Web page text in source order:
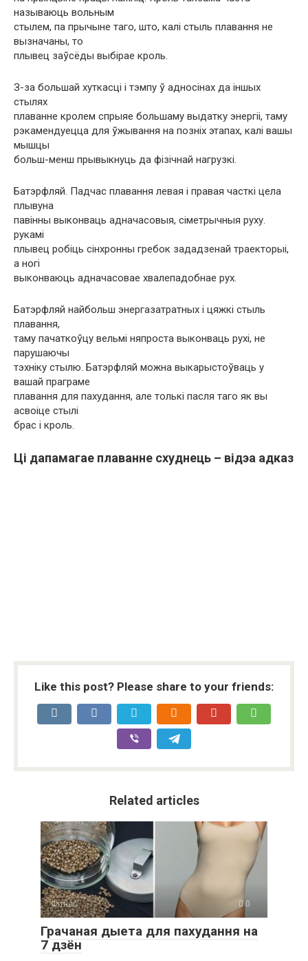
называюць вольным
стылем, па прычыне таго, што, калі стыль плавання не
вызначаны, то
плывец заўсёды выбірае кроль.
З-за большай хуткасці і тэмпу ў адносінах да іншых
стылях
плаванне кролем спрыяе большаму выдатку энергіі, таму
рэкамендуецца для ўжывання на позніх этапах, калі вашы
мышцы
больш-менш прывыкнуць да фізічнай нагрузкі.
Батэрфляй. Падчас плавання левая і правая часткі цела
плывуна
павінны выконваць адначасовыя, сіметрычныя руху.
рукамі
плывец робіць сінхронны гребок зададзенай траекторыі,
а ногі
выконваюць адначасовае хвалепадобнае рух.
Батэрфляй найбольш энергазатратных і цяжкі стыль
плавання,
таму пачаткоўцу вельмі няпроста выконваць рухі, не
парушаючы
тэхніку стылю. Батэрфляй можна выкарыстоўваць у
вашай праграме
плавання для пахудання, але толькі пасля таго як вы
асвоіце стылі
брас і кроль.
Ці дапамагае плаванне схуднець – відэа адказ
Like this post? Please share to your friends:
Related articles
Фітнес 0
Грачаная дыета для пахудання на
7 дзён